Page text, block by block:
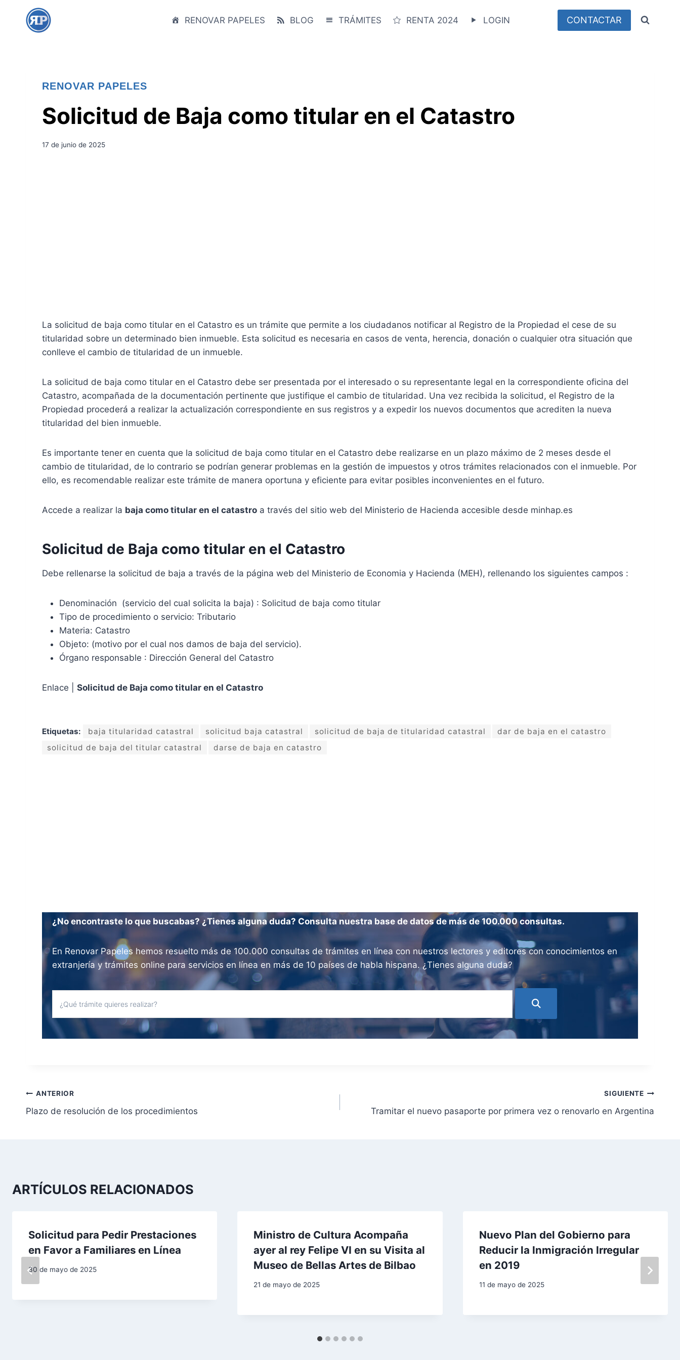
RENOVAR PAPELES BLOG TRÁMITES RENTA 2024 LOGIN CONTACTAR
RENOVAR PAPELES
Solicitud de Baja como titular en el Catastro
17 de junio de 2025
La solicitud de baja como titular en el Catastro es un trámite que permite a los ciudadanos notificar al Registro de la Propiedad el cese de su
titularidad sobre un determinado bien inmueble. Esta solicitud es necesaria en casos de venta, herencia, donación o cualquier otra situación que
conlleve el cambio de titularidad de un inmueble.
La solicitud de baja como titular en el Catastro debe ser presentada por el interesado o su representante legal en la correspondiente oficina del
Catastro, acompañada de la documentación pertinente que justifique el cambio de titularidad. Una vez recibida la solicitud, el Registro de la
Propiedad procederá a realizar la actualización correspondiente en sus registros y a expedir los nuevos documentos que acrediten la nueva
titularidad del bien inmueble.
Es importante tener en cuenta que la solicitud de baja como titular en el Catastro debe realizarse en un plazo máximo de 2 meses desde el
cambio de titularidad, de lo contrario se podrían generar problemas en la gestión de impuestos y otros trámites relacionados con el inmueble. Por
ello, es recomendable realizar este trámite de manera oportuna y eficiente para evitar posibles inconvenientes en el futuro.
Accede a realizar la baja como titular en el catastro a través del sitio web del Ministerio de Hacienda accesible desde minhap.es
Solicitud de Baja como titular en el Catastro
Debe rellenarse la solicitud de baja a través de la página web del Ministerio de Economia y Hacienda (MEH), rellenando los siguientes campos :
Denominación (servicio del cual solicita la baja) : Solicitud de baja como titular
Tipo de procedimiento o servicio: Tributario
Materia: Catastro
Objeto: (motivo por el cual nos damos de baja del servicio).
Órgano responsable : Dirección General del Catastro
Enlace | Solicitud de Baja como titular en el Catastro
Etiquetas: baja titularidad catastral solicitud baja catastral solicitud de baja de titularidad catastral
dar de baja en el catastro
solicitud de baja del titular catastral
darse de baja en catastro
¿No encontraste lo que buscabas? ¿Tienes alguna duda? Consulta nuestra base de datos de más de 100.000 consultas.
En Renovar Papeles hemos resuelto más de 100.000 consultas de trámites en línea con nuestros lectores y editores con conocimientos en
extranjería y trámites online para servicios en línea en más de 10 países de habla hispana. ¿Tienes alguna duda?
N
a
g
i
ó
n
ANTERIOR
Plazo de resolución de los procedimientos
SIGUIENTE
Tramitar el nuevo pasaporte por primera vez o renovarlo en Argentina
ARTÍCULOS RELACIONADOS
Solicitud para Pedir Prestaciones
en Favor a Familiares en Línea
30 de mayo de 2025
Ministro de Cultura Acompaña
ayer al rey Felipe VI en su Visita al
Museo de Bellas Artes de Bilbao
21 de mayo de 2025
Nuevo Plan del Gobierno para
Reducir la Inmigración Irregular
en 2019
11 de mayo de 2025